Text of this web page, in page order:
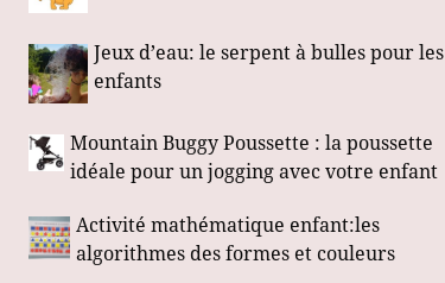
Jeux d’eau: le serpent à bulles pour les
enfants
Mountain Buggy Poussette : la poussette
idéale pour un jogging avec votre enfant
Activité mathématique enfant:les
algorithmes des formes et couleurs